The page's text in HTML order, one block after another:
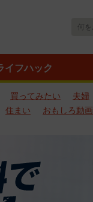
イフハック
買ってみたい 夫婦
住まい おもしろ動画